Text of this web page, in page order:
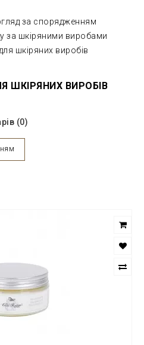
за спорядженням
за шкіряними виробами
шкіряних виробів
ШКІРЯНИХ ВИРОБІВ
(0)